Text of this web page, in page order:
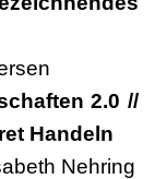
2.0 //
Handeln
Nehring